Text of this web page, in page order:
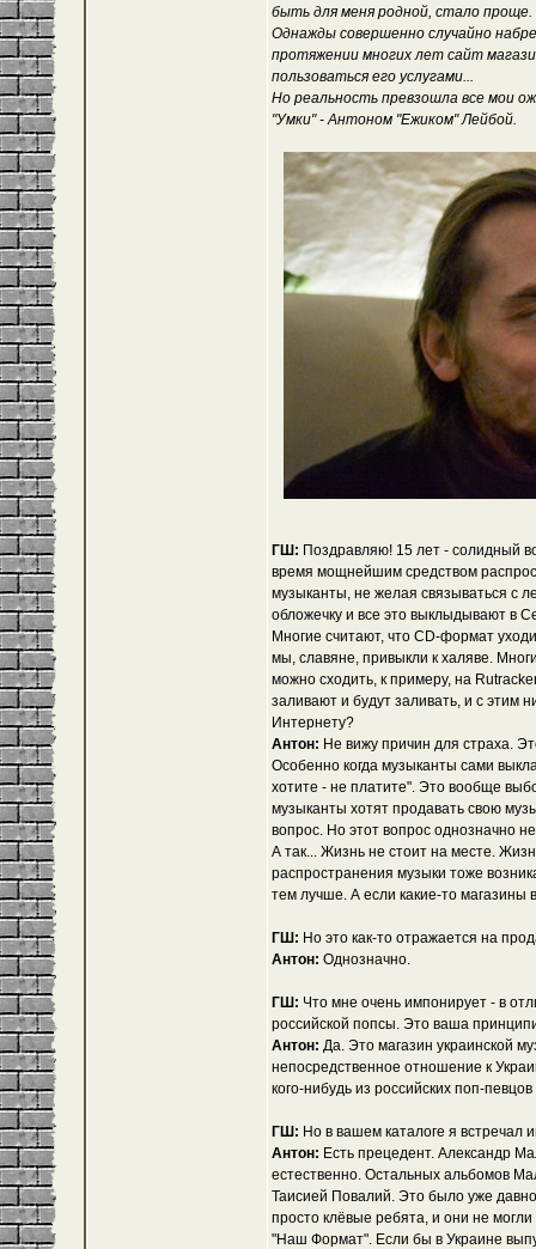
быть для меня родной, стало проще.
Однажды совершенно случайно
протяжении многих лет сайт
пользоваться его услугами...
Но реальность превзошла все мои
"Умки" - Антоном "Ежиком" Лейбой.
ГШ: Поздравляю! 15 лет - солидный
время мощнейшим средством
музыканты, не желая связываться с
обложечку и все это выклыдывают в
Многие считают, что CD-формат
мы, славяне, привыкли к халяве.
можно сходить, к примеру, на
заливают и будут заливать, и с этим
Интернету?
Антон: Не вижу причин для страха.
Особенно когда музыканты сами
хотите - не платите". Это вообще
музыканты хотят продавать свою
вопрос. Но этот вопрос однозначно
А так... Жизнь не стоит на месте.
распространения музыки тоже
тем лучше. А если какие-то магазины
ГШ: Но это как-то отражается на
Антон: Однозначно.
ГШ: Что мне очень импонирует - в
российской попсы. Это ваша
Антон: Да. Это магазин украинской
непосредственное отношение к
кого-нибудь из российских поп-
ГШ: Но в вашем каталоге я
Антон: Есть прецедент. Александр
естественно. Остальных альбомов
Таисией Повалий. Это было уже
просто клёвые ребята, и они не
"Наш Формат". Если бы в Украине